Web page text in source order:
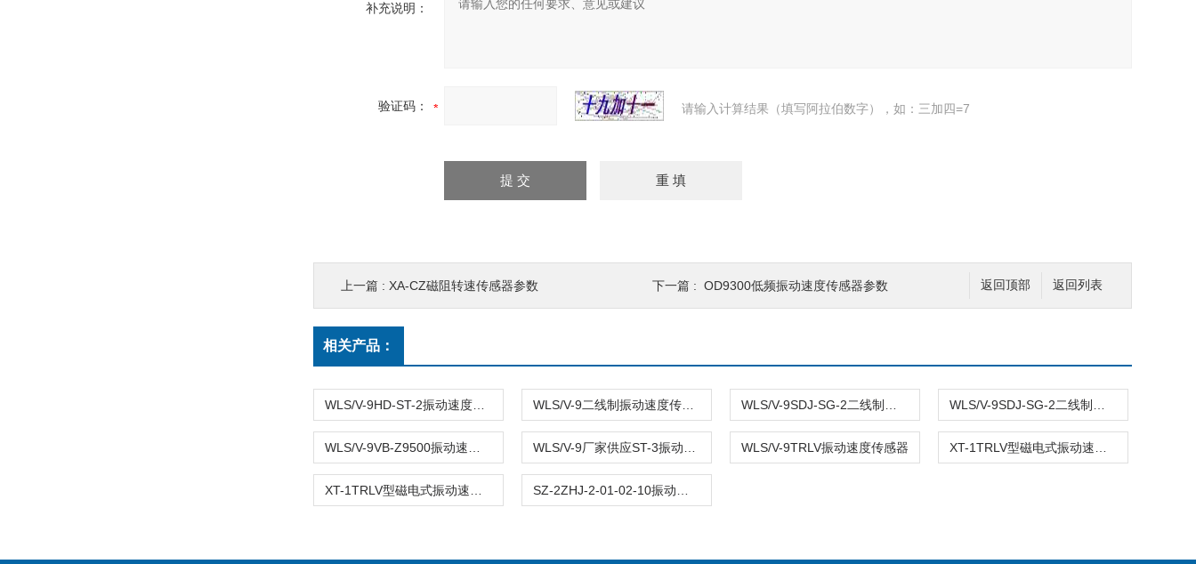
补充说明：
验证码： 请输入计算结果（填写阿拉伯数字），如：三加四=7
返回列表
返回顶部
上一篇 : XA-CZ磁阻转速传感器参数 下一篇 : OD9300低频振动速度传感器参数
相关产品：
WLS/V-9TRLV振动速度传感器